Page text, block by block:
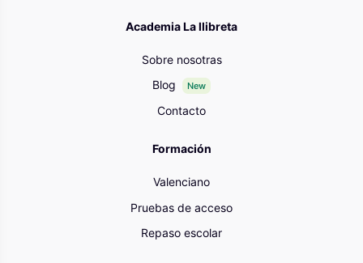
Academia La llibreta
Sobre nosotras
Blog
New
Contacto
Formación
Valenciano
Pruebas de acceso
Repaso escolar